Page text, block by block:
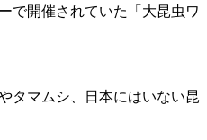
で開催されていた「大昆虫ワ
タマムシ、日本にはいない昆